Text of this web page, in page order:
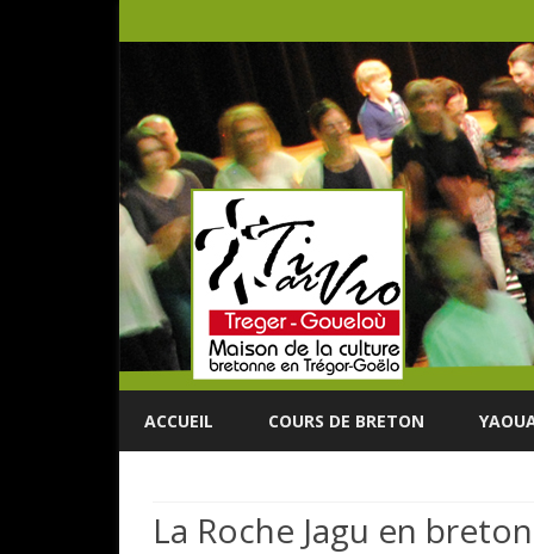
ACCUEIL COURS DE BRETON
La Roche Jagu en